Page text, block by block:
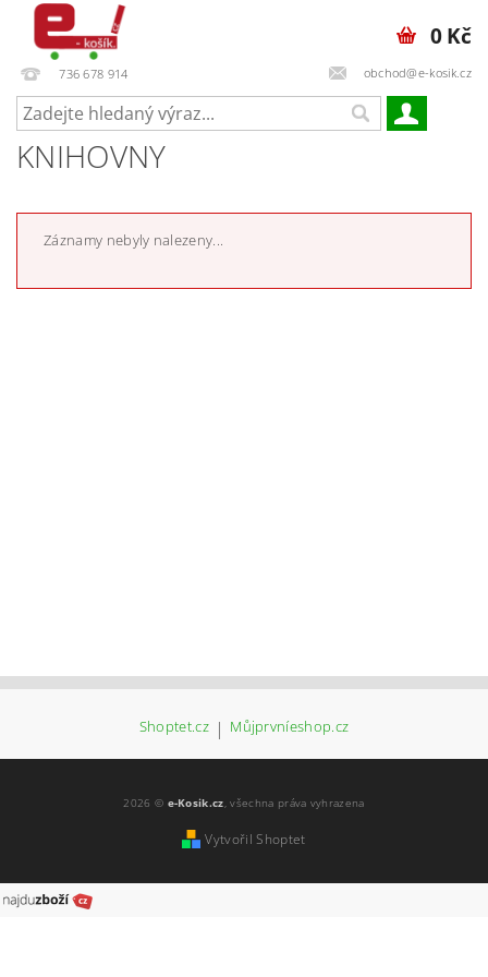
736 678 914 obchod@e-kosik.cz
0 Kč
KNIHOVNY
Záznamy nebyly nalezeny...
Shoptet.cz | Můjprvníeshop.cz
2026 © e-Kosik.cz, všechna práva vyhrazena
Vytvořil Shoptet